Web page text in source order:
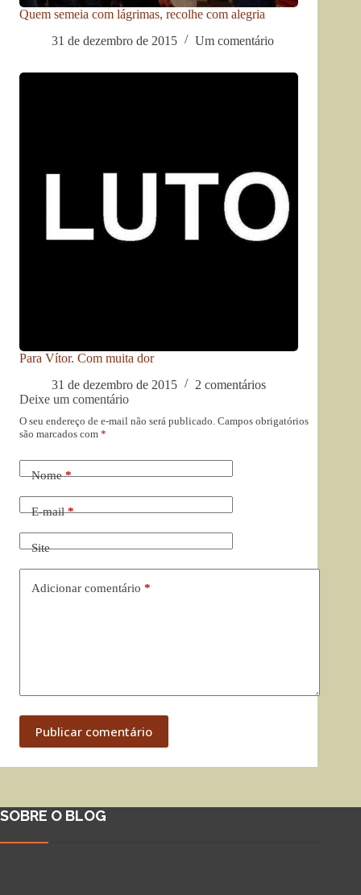
Quem semeia com lágrimas, recolhe com alegria
31 de dezembro de 2015
Um comentário
Para Vítor. Com muita dor
31 de dezembro de 2015
2 comentários
Deixe um comentário
O seu endereço de e-mail não será publicado. Campos obrigatórios
são marcados com *
Nome*
E-mail*
Site
Adicionar comentário *
Publicar comentário
SOBRE O BLOG